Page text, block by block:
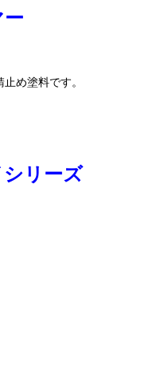
め塗料です。
リーズ